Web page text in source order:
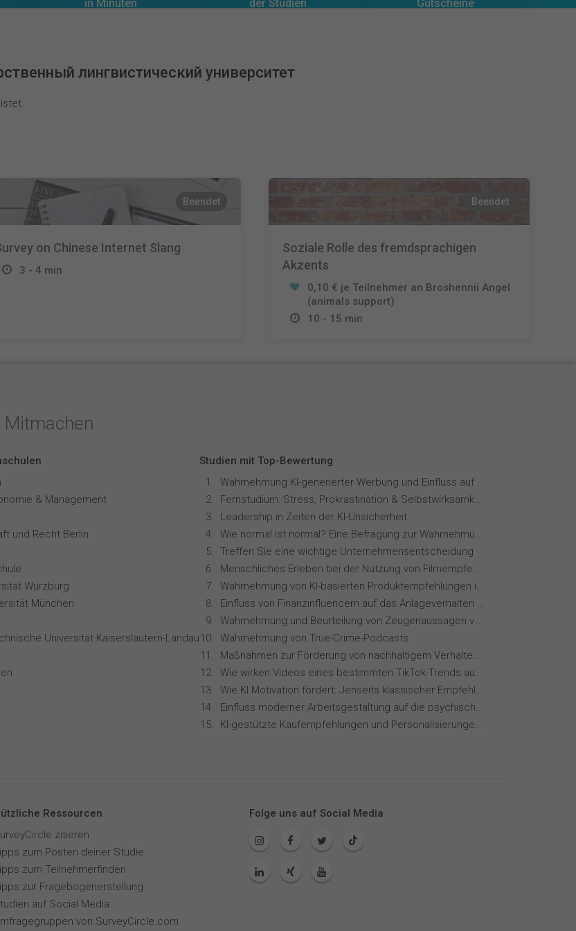
in Minuten
der Studien
Gutscheine
лингвистический университет
Beendet
on Chinese Internet Slang
3 - 4 min
Beendet
Soziale Rolle des fremdsprachigen
Akzents
0,10 € je Teilnehmer an Broshennii Angel
(animals support)
10 - 15 min
& Management
und Recht Berlin
Würzburg
München
Universität Kaiserslautern-Landau
Studien mit Top-Bewertung
Wahrnehmung KI-generierter Werbung und Einfluss auf Markenvertrauen
Fernstudium: Stress, Prokrastination & Selbstwirksamkeit
Leadership in Zeiten der KI-Unsicherheit
Wie normal ist normal? Eine Befragung zur Wahrnehmung von Essverhalten
Treffen Sie eine wichtige Unternehmensentscheidung
Menschliches Erleben bei der Nutzung von Filmempfehlungssystemen
Wahrnehmung von KI-basierten Produktempfehlungen in Mode-Online-Shops
Einfluss von Finanzinfluencern auf das Anlageverhalten der Gen Z⁠
Wahrnehmung und Beurteilung von Zeugenaussagen vor Gericht
Wahrnehmung von True-Crime-Podcasts
Maßnahmen zur Förderung von nachhaltigem Verhalten von Hotelgästen
Wie wirken Videos eines bestimmten TikTok-Trends auf dich?
Wie KI Motivation fördert: Jenseits klassischer Empfehlungssysteme
Einfluss moderner Arbeitsgestaltung auf die psychische Gesundheit
KI-gestützte Kaufempfehlungen und Personalisierungen im Online-Handel
Ressourcen
zitieren
zum Posten deiner Studie
zum Teilnehmerfinden
zur Fragebogenerstellung
auf Social Media
von SurveyCircle.com
Folge uns auf Social Media
Español